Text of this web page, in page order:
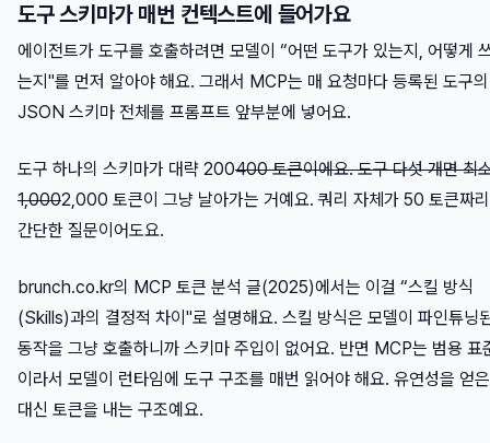
도구 스키마가 매번 컨텍스트에 들어가요
에이전트가 도구를 호출하려면 모델이 “어떤 도구가 있는지, 어떻게
는지"를 먼저 알아야 해요. 그래서 MCP는 매 요청마다 등록된 도구의
JSON 스키마 전체를 프롬프트 앞부분에 넣어요.
도구 하나의 스키마가 대략 200400 토큰이에요. 도구 다섯 개면 최
1,0002,000 토큰이 그냥 날아가는 거예요. 쿼리 자체가 50 토큰짜리
간단한 질문이어도요.
brunch.co.kr의 MCP 토큰 분석 글(2025)에서는 이걸 “스킬 방식
(Skills)과의 결정적 차이"로 설명해요. 스킬 방식은 모델이 파인튜닝
동작을 그냥 호출하니까 스키마 주입이 없어요. 반면 MCP는 범용 표
이라서 모델이 런타임에 도구 구조를 매번 읽어야 해요. 유연성을 얻은
대신 토큰을 내는 구조예요.